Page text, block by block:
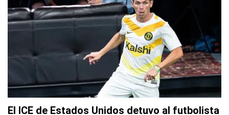
El ICE de Estados Unidos detuvo al futbolista